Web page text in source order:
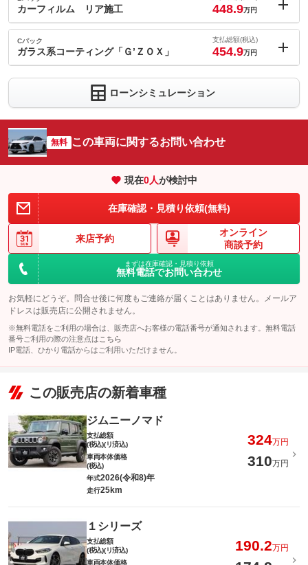
(税込)
車両本体価
434.8万円
ニュアル録画が可能です。
カーフィルム リア施工 448.9万円
内：オプシ
ョン価格
(税込)
車両本体価
パック内容
トを実現しています。
備考
このパックの見積もり依頼（無料）
Cパック
ガラス系コーティング「Ｇ’ＺＯＸ」
支払総額(税込)
454.9万円
10 万円
車両本体価
格
当店は、ガラス系コーティング「Ｇ’ＺＯＸ」の施工店となってお
ります。ぜひキレイをご体感ください。（納車時にコーテイング
をご依頼いただければ、お得な価格でご案内とさせていただきま
す）
このパックの見積もり依頼（無料）
ローンシミュレーション
無料 この車両に関するお問い合わせ
現在0人が検討中
在庫確認・見積り依頼(無料)
来店予約
オンライン
商談予約
まずは在庫確認・見積り依頼
無料電話でお問い合わせ
お気軽にどうぞ。問合せ後に何度もご連絡が届くことはありません。メールア
ドレスは販売店に公開されません。
※無料電話をご利用の場合は、販売店へお客様の電話番号が通知されます。無料電話
番号ご利用の際の注意点は こちら
IP電話、ひかり電話からはご利用いただけません。
この販売店の新着車種
ジムニーノマド
支払総額
(税込)(リ済込)
324万円
車両本体価格
(税込)
310万円
年式2026(令和8)年
走行25km
１シリーズ
支払総額
(税込)(リ済込)
190.2万円
車両本体価格